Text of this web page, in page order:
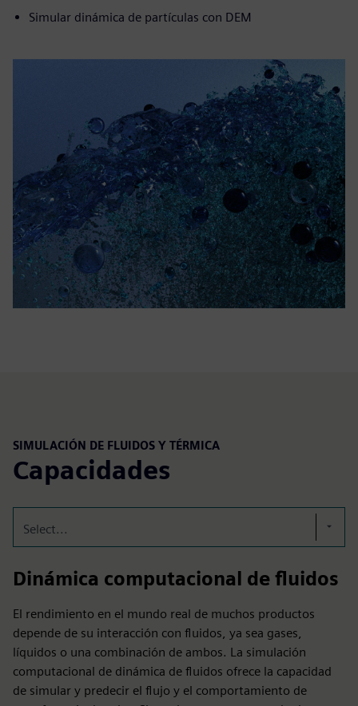
Simular dinámica de partículas con DEM
SIMULACIÓN DE FLUIDOS Y TÉRMICA
Capacidades
Select...
Dinámica computacional de fluidos
El rendimiento en el mundo real de muchos productos
depende de su interacción con fluidos, ya sea gases,
líquidos o una combinación de ambos. La simulación
computacional de dinámica de fluidos ofrece la capacidad
de simular y predecir el flujo y el comportamiento de